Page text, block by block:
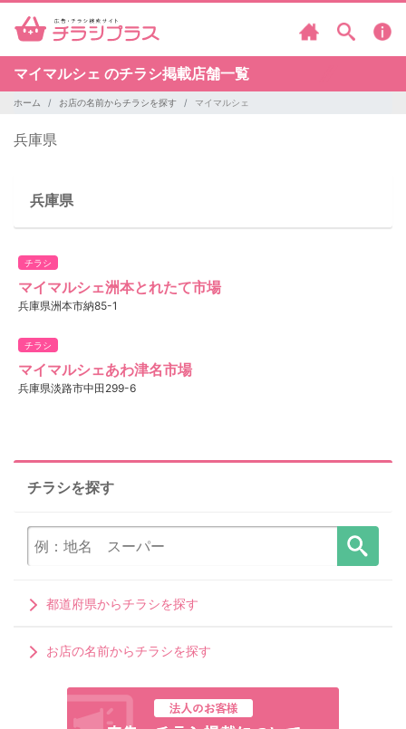
マイマルシェ のチラシ掲載店舗一覧
ホーム お店の名前からチラシを探す マイマルシェ
兵庫県
兵庫県
チラシ
マイマルシェ洲本とれたて市場
兵庫県洲本市納85-1
チラシ
マイマルシェあわ津名市場
兵庫県淡路市中田299-6
チラシを探す
都道府県からチラシを探す
お店の名前からチラシを探す